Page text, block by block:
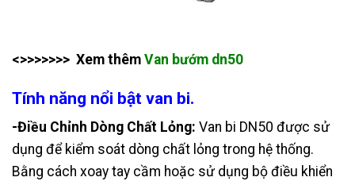
<>>>>>>> Xem thêm Van bướm dn50
Tính năng nổi bật van bi.
-Điều Chỉnh Dòng Chất Lỏng: Van bi DN50 được sử
dụng để kiểm soát dòng chất lỏng trong hệ thống.
Bằng cách xoay tay cầm hoặc sử dụng bộ điều khiển